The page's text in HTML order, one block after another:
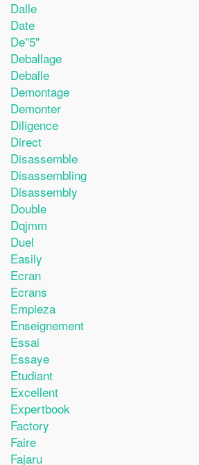
Dalle
Date
De''5''
Deballage
Deballe
Demontage
Demonter
Diligence
Direct
Disassemble
Disassembling
Disassembly
Double
Dqjmm
Duel
Easily
Ecran
Ecrans
Empieza
Enseignement
Essai
Essaye
Etudiant
Excellent
Expertbook
Factory
Faire
Fajaru